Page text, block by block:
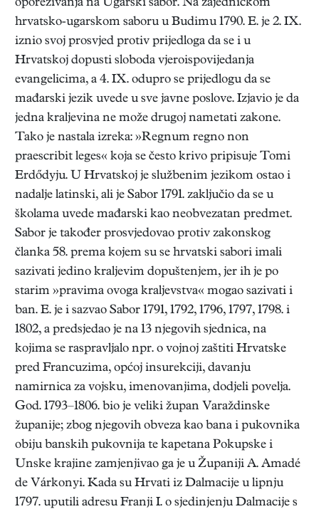
oporezivanja na Ugarski sabor. Na zajedničkom
hrvatsko-ugarskom saboru u Budimu 1790. E. je 2. IX.
iznio svoj prosvjed protiv prijedloga da se i u
Hrvatskoj dopusti sloboda vjeroispovijedanja
evangelicima, a 4. IX. odupro se prijedlogu da se
mađarski jezik uvede u sve javne poslove. Izjavio je da
jedna kraljevina ne može drugoj nametati zakone.
Tako je nastala izreka: »Regnum regno non
praescribit leges« koja se često krivo pripisuje Tomi
Erdődyju. U Hrvatskoj je službenim jezikom ostao i
nadalje latinski, ali je Sabor 1791. zaključio da se u
školama uvede mađarski kao neobvezatan predmet.
Sabor je također prosvjedovao protiv zakonskog
članka 58. prema kojem su se hrvatski sabori imali
sazivati jedino kraljevim dopuštenjem, jer ih je po
starim »pravima ovoga kraljevstva« mogao sazivati i
ban. E. je i sazvao Sabor 1791, 1792, 1796, 1797, 1798. i
1802, a predsjedao je na 13 njegovih sjednica, na
kojima se raspravljalo npr. o vojnoj zaštiti Hrvatske
pred Francuzima, općoj insurekciji, davanju
namirnica za vojsku, imenovanjima, dodjeli povelja.
God. 1793–1806. bio je veliki župan Varaždinske
županije; zbog njegovih obveza kao bana i pukovnika
obiju banskih pukovnija te kapetana Pokupske i
Unske krajine zamjenjivao ga je u Županiji A. Amadé
de Várkonyi. Kada su Hrvati iz Dalmacije u lipnju
1797. uputili adresu Franji I. o sjedinjenju Dalmacije s